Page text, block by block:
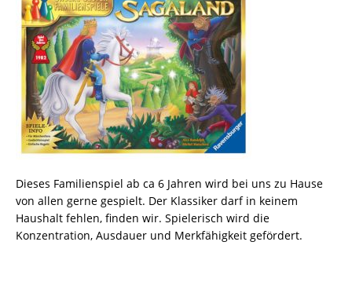
Dieses Familienspiel ab ca 6 Jahren wird bei uns zu Hause
von allen gerne gespielt. Der Klassiker darf in keinem
Haushalt fehlen, finden wir. Spielerisch wird die
Konzentration, Ausdauer und Merkfähigkeit gefördert.